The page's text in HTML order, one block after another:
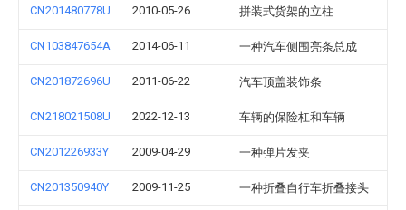
CN201480778U 2010-05-26 拼装式货架的立柱
CN103847654A 2014-06-11 一种汽车侧围亮条总成
CN201872696U 2011-06-22 汽车顶盖装饰条
CN218021508U 2022-12-13 车辆的保险杠和车辆
CN201226933Y 2009-04-29 一种弹片发夹
CN201350940Y 2009-11-25 一种折叠自行车折叠接头